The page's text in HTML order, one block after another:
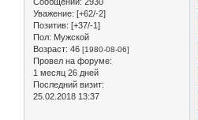
Уважение: [+62/-2]
Позитив: [+37/-1]
Пол: Мужской
Возраст: 46 [1980-08-06]
Провел на форуме:
1 месяц 26 дней
Последний визит:
25.02.2018 13:37